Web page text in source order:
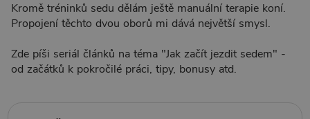
Kromě tréninků sedu dělám ještě manuální terapie koní.
Propojení těchto dvou oborů mi dává největší smysl.
Zde píši seriál článků na téma "Jak začít jezdit sedem" -
od začátků k pokročilé práci, tipy, bonusy atd.